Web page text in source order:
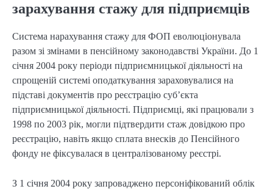
зарахування стажу для підприємців
Система нарахування стажу для ФОП еволюціонувала
разом зі змінами в пенсійному законодавстві України. До 1
січня 2004 року періоди підприємницької діяльності на
спрощеній системі оподаткування зараховувалися на
підставі документів про реєстрацію суб’єкта
підприємницької діяльності. Підприємці, які працювали з
1998 по 2003 рік, могли підтвердити стаж довідкою про
реєстрацію, навіть якщо сплата внесків до Пенсійного
фонду не фіксувалася в централізованому реєстрі.
З 1 січня 2004 року запроваджено персоніфікований облік